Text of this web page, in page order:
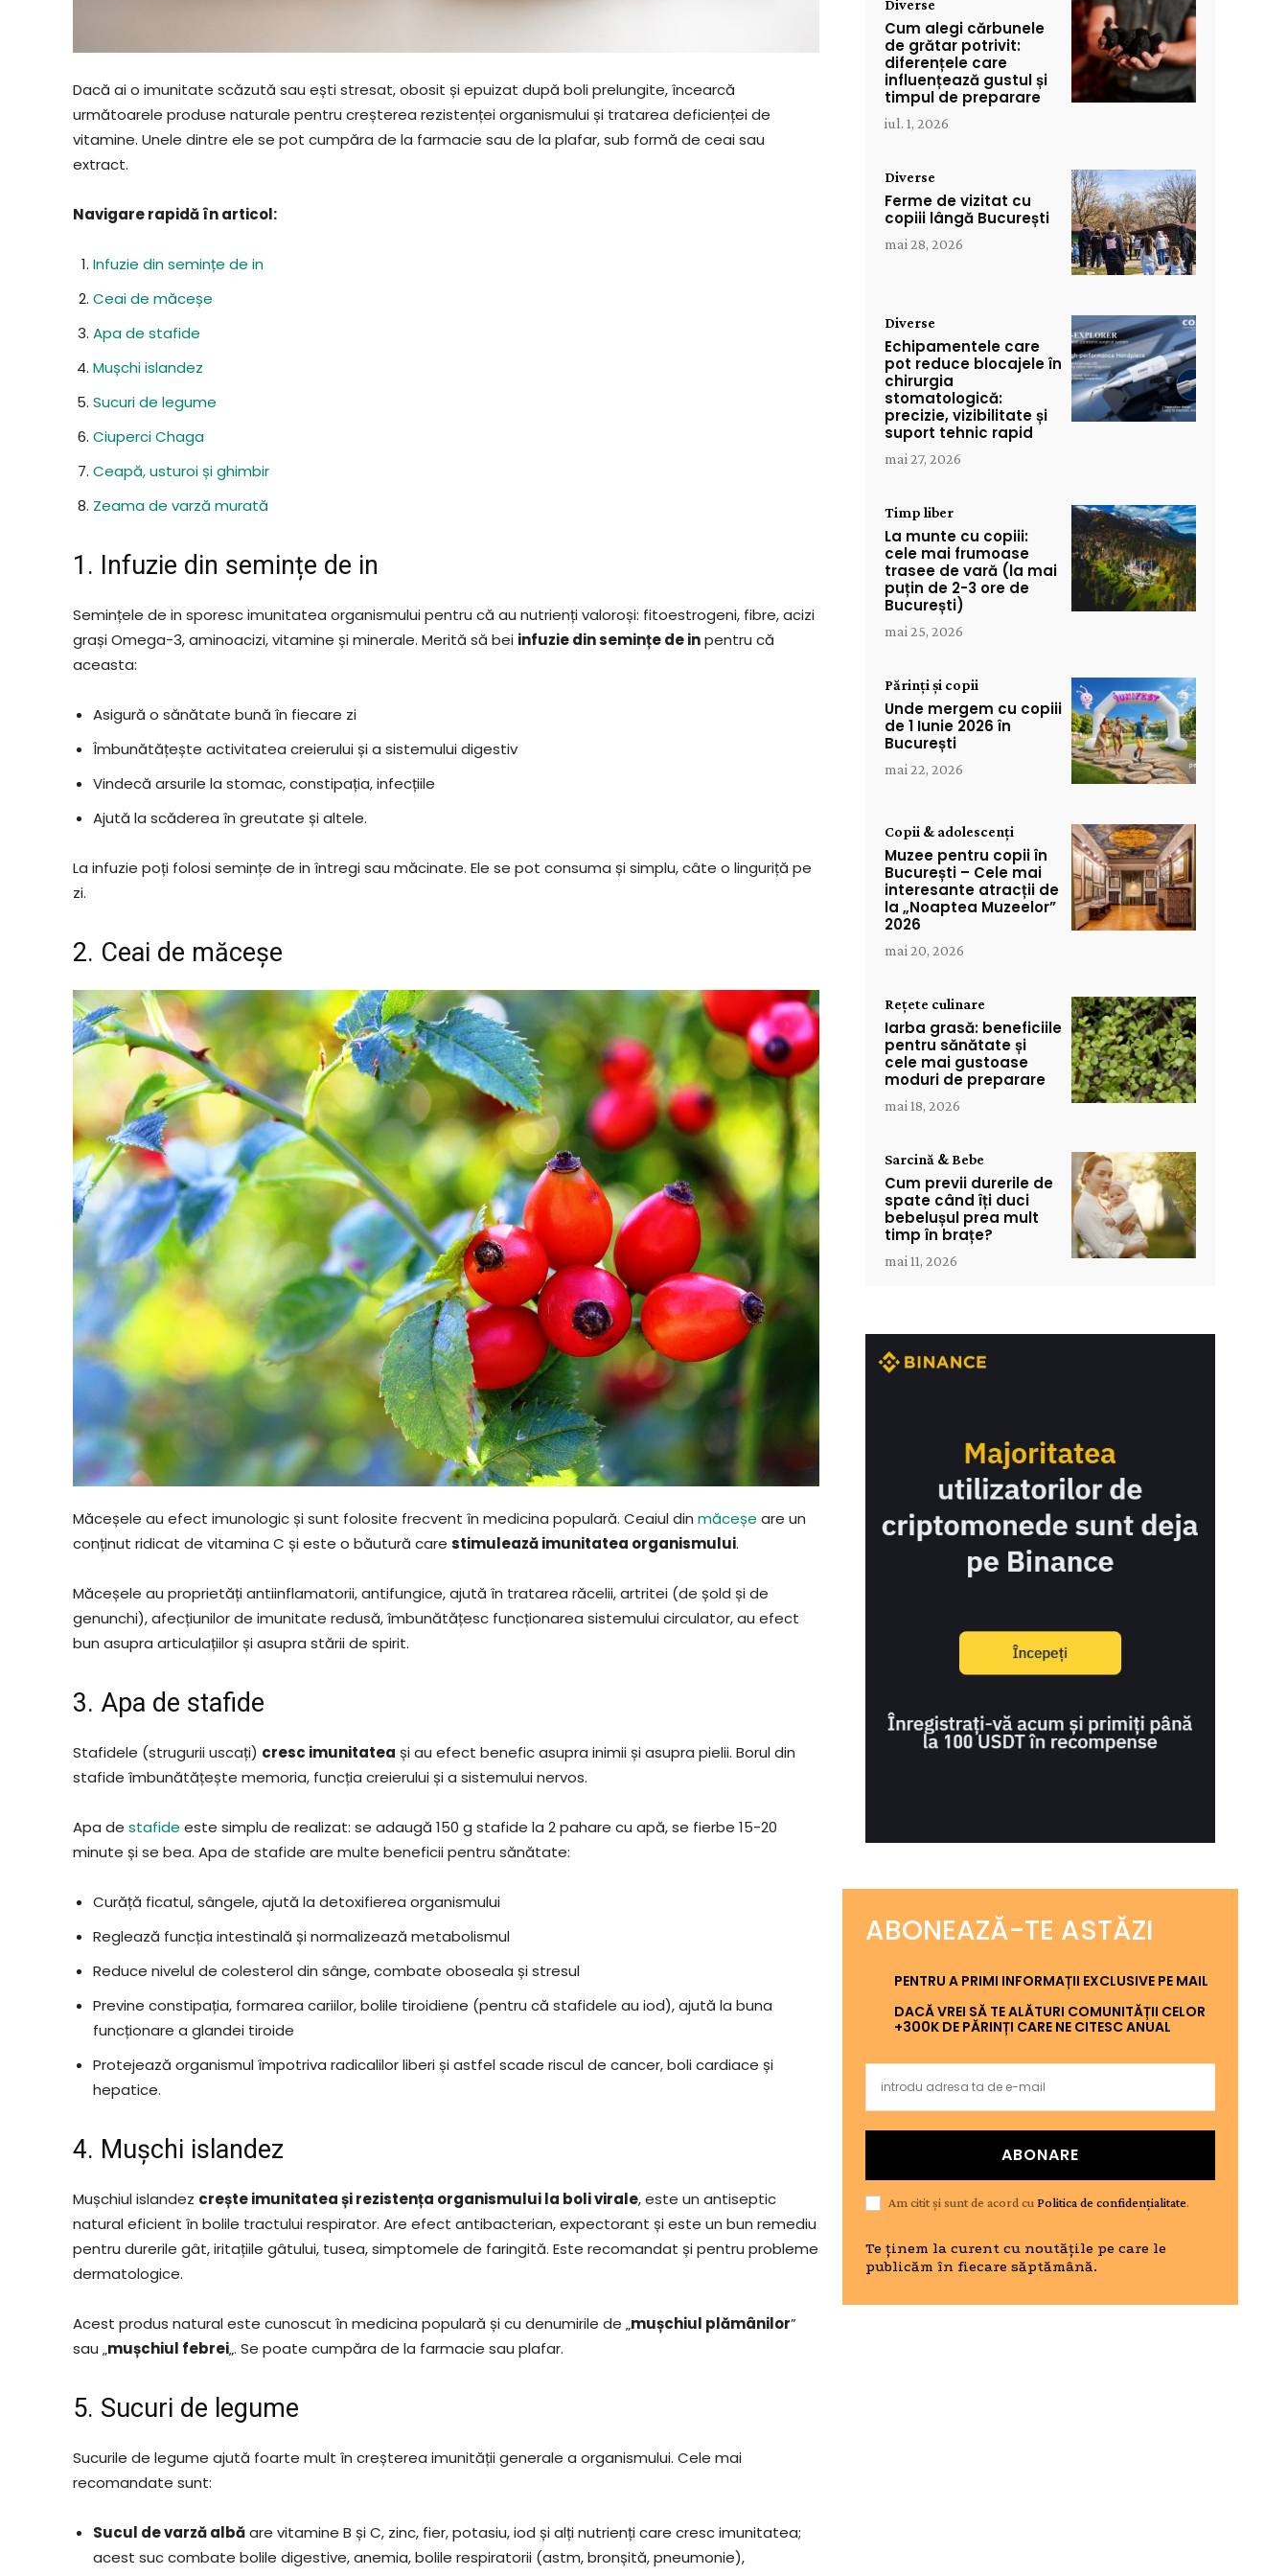
Dacă ai o imunitate scăzută sau ești stresat, obosit și epuizat după boli prelungite, încearcă
următoarele produse naturale pentru creșterea rezistenței organismului și tratarea deficienței de
vitamine. Unele dintre ele se pot cumpăra de la farmacie sau de la plafar, sub formă de ceai sau
extract.
Navigare rapidă în articol:
Infuzie din semințe de in
Ceai de măceșe
Apa de stafide
Mușchi islandez
Sucuri de legume
Ciuperci Chaga
Ceapă, usturoi și ghimbir
Zeama de varză murată
1. Infuzie din semințe de in
Semințele de in sporesc imunitatea organismului pentru că au nutrienți valoroși: fitoestrogeni, fibre, acizi
grași Omega-3, aminoacizi, vitamine și minerale. Merită să bei infuzie din semințe de inpentru că
aceasta:
Asigură o sănătate bună în fiecare zi
Îmbunătățește activitatea creierului și a sistemului digestiv
Vindecă arsurile la stomac, constipația, infecțiile
Ajută la scăderea în greutate și altele.
La infuzie poți folosi semințe de in întregi sau măcinate. Ele se pot consuma și simplu, câte o linguriță pe
zi.
2. Ceai de măceșe
Măceșele au efect imunologic și sunt folosite frecvent în medicina populară. Ceaiul din măceșe are un
conținut ridicat de vitamina C și este o băutură care stimulează imunitatea organismului.
Măceșele au proprietăți antiinflamatorii, antifungice, ajută în tratarea răcelii, artritei (de șold și de
genunchi), afecțiunilor de imunitate redusă, îmbunătățesc funcționarea sistemului circulator, au efect
bun asupra articulațiilor și asupra stării de spirit.
3. Apa de stafide
Stafidele (strugurii uscați) cresc imunitatea și au efect benefic asupra inimii și asupra pielii. Borul din
stafide îmbunătățește memoria, funcția creierului și a sistemului nervos.
Apa de stafide este simplu de realizat: se adaugă 150 g stafide la 2 pahare cu apă, se fierbe 15-20
minute și se bea. Apa de stafide are multe beneficii pentru sănătate:
Curăță ficatul, sângele, ajută la detoxifierea organismului
Reglează funcția intestinală și normalizează metabolismul
Reduce nivelul de colesterol din sânge, combate oboseala și stresul
Previne constipația, formarea cariilor, bolile tiroidiene (pentru că stafidele au iod), ajută la buna
funcționare a glandei tiroide
Protejează organismul împotriva radicalilor liberi și astfel scade riscul de cancer, boli cardiace și
hepatice.
4. Mușchi islandez
Mușchiul islandez crește imunitatea și rezistența organismului la boli virale, este un antiseptic
natural eficient în bolile tractului respirator. Are efect antibacterian, expectorant și este un bun remediu
pentru durerile gât, iritațiile gâtului, tusea, simptomele de faringită. Este recomandat și pentru probleme
dermatologice.
Acest produs natural este cunoscut în medicina populară și cu denumirile de „mușchiul plămânilor”
sau „mușchiul febrei„. Se poate cumpăra de la farmacie sau plafar.
5. Sucuri de legume
Sucurile de legume ajută foarte mult în creșterea imunității generale a organismului. Cele mai
recomandate sunt:
Sucul de varză albăare vitamine B și C, zinc, fier, potasiu, iod și alți nutrienți care cresc imunitatea;
acest suc combate bolile digestive, anemia, bolile respiratorii (astm, bronșită, pneumonie),
Diverse
Cum alegi cărbunele
de grătar potrivit:
diferențele care
influențează gustul și
timpul de preparare
iul. 1, 2026
Diverse
Ferme de vizitat cu
copiii lângă București
mai 28, 2026
Diverse
Echipamentele care
pot reduce blocajele în
chirurgia
stomatologică:
precizie, vizibilitate și
suport tehnic rapid
mai 27, 2026
Timp liber
La munte cu copiii:
cele mai frumoase
trasee de vară (la mai
puțin de 2-3 ore de
București)
mai 25, 2026
Părinți și copii
Unde mergem cu copiii
de 1 Iunie 2026 în
București
mai 22, 2026
Copii & adolescenți
Muzee pentru copii în
București – Cele mai
interesante atracții de
la „Noaptea Muzeelor”
2026
mai 20, 2026
Rețete culinare
Iarba grasă: beneficiile
pentru sănătate și
cele mai gustoase
moduri de preparare
mai 18, 2026
Sarcină & Bebe
Cum previi durerile de
spate când îți duci
bebelușul prea mult
timp în brațe?
mai 11, 2026
ABONEAZĂ-TE ASTĂZI
PENTRU A PRIMI INFORMAȚII EXCLUSIVE PE MAIL
DACĂ VREI SĂ TE ALĂTURI COMUNITĂȚII CELOR
+300K DE PĂRINȚI CARE NE CITESC ANUAL
ABONARE
Am citit și sunt de acord cuPolitica de confidențialitate.
Te ținem la curent cu noutățile pe care le
publicăm în fiecare săptămână.